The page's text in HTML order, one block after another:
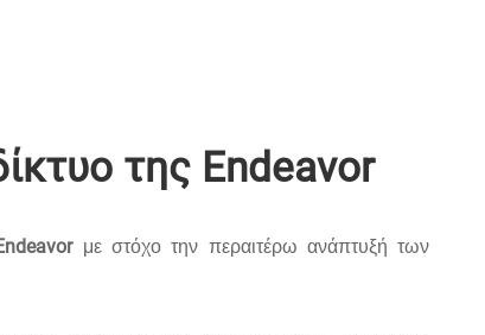
της Endeavor
με στόχο την περαιτέρω ανάπτυξή των